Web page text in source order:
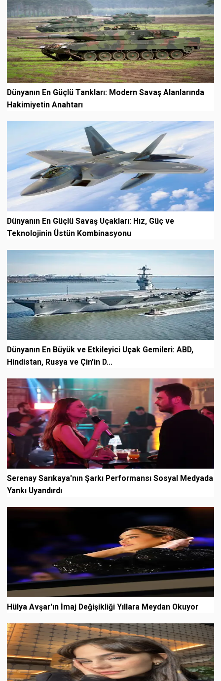
Dünyanın En Güçlü Tankları: Modern Savaş Alanlarında
Hakimiyetin Anahtarı
Dünyanın En Güçlü Savaş Uçakları: Hız, Güç ve
Teknolojinin Üstün Kombinasyonu
Dünyanın En Büyük ve Etkileyici Uçak Gemileri: ABD,
Hindistan, Rusya ve Çin'in D...
Serenay Sarıkaya'nın Şarkı Performansı Sosyal Medyada
Yankı Uyandırdı
Hülya Avşar'ın İmaj Değişikliği Yıllara Meydan Okuyor